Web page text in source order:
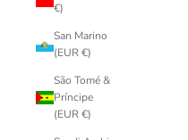
€)
San Marino
(EUR €)
São Tomé &
Príncipe
(EUR €)